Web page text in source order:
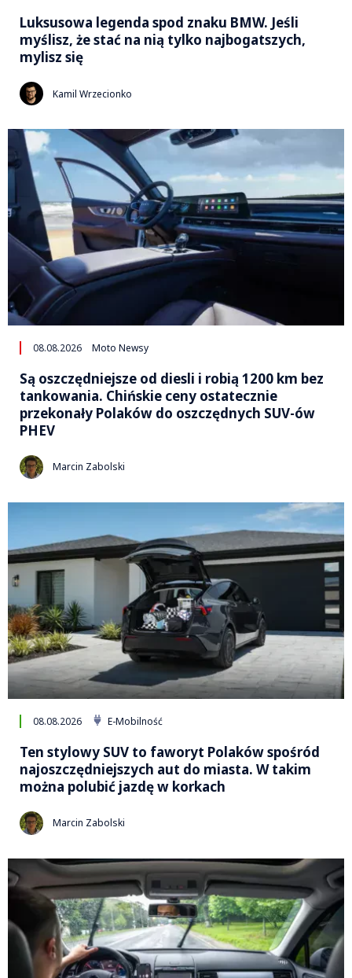
Luksusowa legenda spod znaku BMW. Jeśli
myślisz, że stać na nią tylko najbogatszych,
mylisz się
Kamil Wrzecionko
08.08.2026 Moto Newsy
Są oszczędniejsze od diesli i robią 1200 km bez
tankowania. Chińskie ceny ostatecznie
przekonały Polaków do oszczędnych SUV-ów
PHEV
Marcin Zabolski
08.08.2026 E-Mobilność
Ten stylowy SUV to faworyt Polaków spośród
najoszczędniejszych aut do miasta. W takim
można polubić jazdę w korkach
Marcin Zabolski